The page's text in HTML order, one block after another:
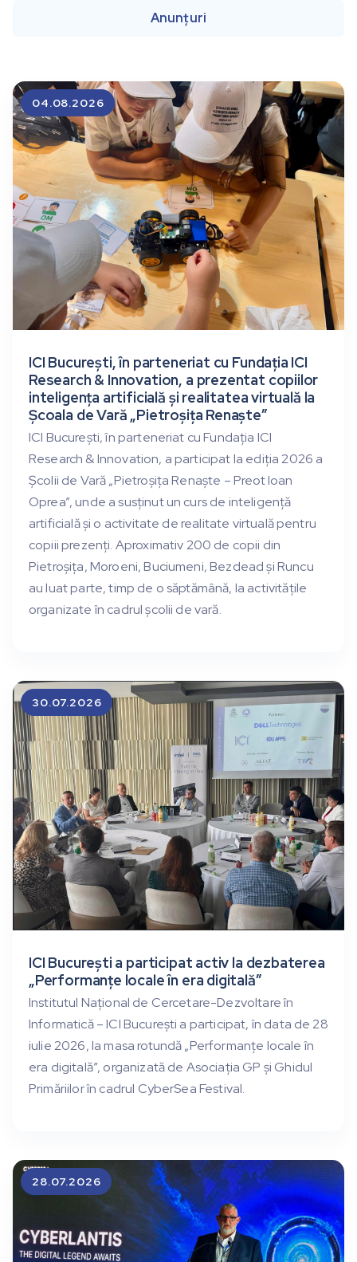
Anunțuri
ICI București, în parteneriat cu Fundația ICI
Research & Innovation, a prezentat copiilor
inteligența artificială și realitatea virtuală la
Școala de Vară „Pietroșița Renaște”
ICI București, în parteneriat cu Fundația ICI
Research & Innovation, a participat la ediția 2026 a
Școlii de Vară „Pietroșița Renaște – Preot Ioan
Oprea”, unde a susținut un curs de inteligență
artificială și o activitate de realitate virtuală pentru
copiii prezenți. Aproximativ 200 de copii din
Pietroșița, Moroeni, Buciumeni, Bezdead și Runcu
au luat parte, timp de o săptămână, la activitățile
organizate în cadrul școlii de vară.
04.08.2026
ICI București a participat activ la dezbaterea
„Performanțe locale în era digitală”
Institutul Național de Cercetare-Dezvoltare în
Informatică – ICI București a participat, în data de 28
iulie 2026, la masa rotundă „Performanțe locale în
era digitală”, organizată de Asociația GP și Ghidul
Primăriilor în cadrul CyberSea Festival.
30.07.2026
28.07.2026